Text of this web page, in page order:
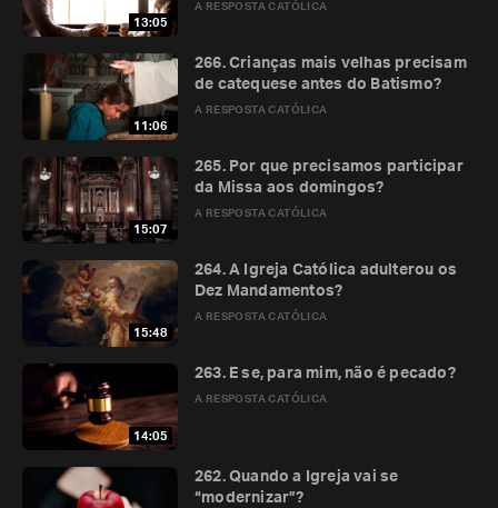
13:05
A RESPOSTA CATÓLICA
11:06
A RESPOSTA CATÓLICA
266. Crianças mais velhas precisam
de catequese antes do Batismo?
15:07
A RESPOSTA CATÓLICA
265. Por que precisamos participar
da Missa aos domingos?
15:48
A RESPOSTA CATÓLICA
264. A Igreja Católica adulterou os
Dez Mandamentos?
14:05
A RESPOSTA CATÓLICA
263. E se, para mim, não é pecado?
262. Quando a Igreja vai se
“modernizar”?